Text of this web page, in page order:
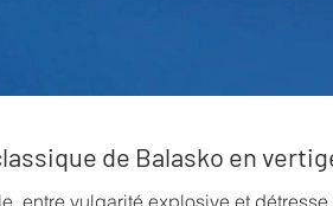
de Balasko en
entre vulgarité explosive et